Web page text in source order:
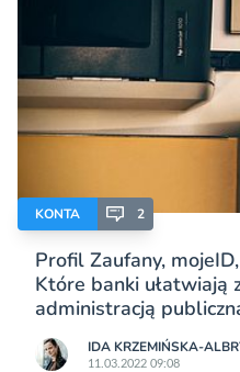
KONTA 2
Profil Zaufany,
Które banki ułatwiają
administracją
IDA KRZEMIŃSKA-
11.03.2022 09:08